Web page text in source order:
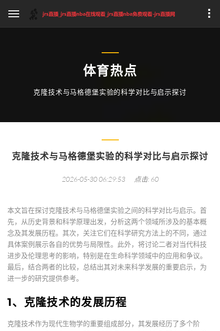
体育热点
克隆技术与马格德堡实验的科学对比与启示探讨
克隆技术与马格德堡实验的科学对比与启示探讨
2026-05-30 06:29:53 点击: 60
本文旨在探讨克隆技术与马格德堡实验之间的科学对比与启示。首
先，从历史背景和科学原理出发，分析这两个领域所涉及的基本概
念及其发展历程。其次，关注它们在科学研究方法上的不同，通过
具体案例展示各自的优势与局限性。此外，将讨论二者对当代科技
进步及伦理思考的影响，特别是在生命科学领域中的应用和争议。
最后，结合两者的比较，总结出其对未来科学发展的重要启示，为
进一步的研究提供参考。
1、克隆技术的发展历程
克隆技术作为现代生物学的重要组成部分，其发展经历了多个阶